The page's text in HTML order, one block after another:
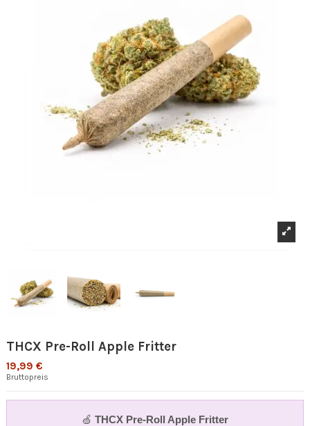
THCX Pre-Roll Apple Fritter
19,99 €
Bruttopreis
🍏 THCX Pre-Roll Apple Fritter